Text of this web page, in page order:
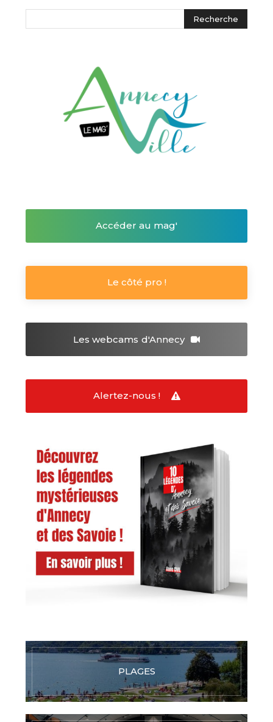
Accéder au mag'
Le côté pro !
Les webcams d'Annecy
Alertez-nous !
PLAGES